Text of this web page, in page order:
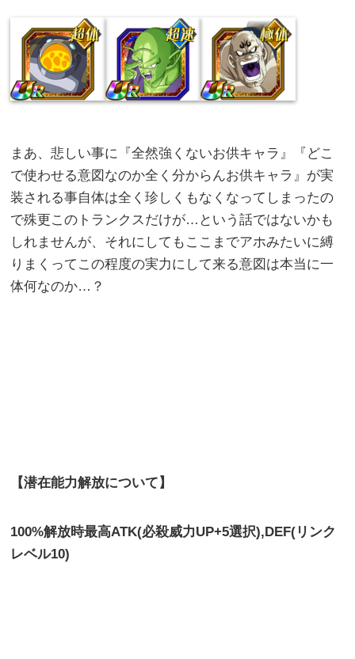
まあ、悲しい事に『全然強くないお供キャラ』『どこ
で使わせる意図なのか全く分からんお供キャラ』が実
装される事自体は全く珍しくもなくなってしまったの
で殊更このトランクスだけが…という話ではないかも
しれませんが、それにしてもここまでアホみたいに縛
りまくってこの程度の実力にして来る意図は本当に一
体何なのか…？
【潜在能力解放について】
100%解放時最高ATK(必殺威力UP+5選択),DEF(リンク
レベル10)